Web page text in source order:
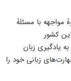
مواجهه با مسئلۀ
کشور
یادگیری زبان
زبانی خود را